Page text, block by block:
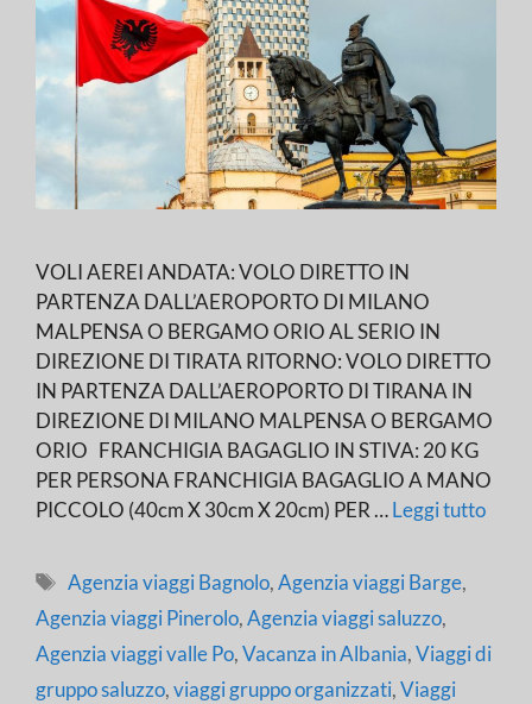
VOLI AEREI ANDATA: VOLO DIRETTO IN
PARTENZA DALL’AEROPORTO DI MILANO
MALPENSA O BERGAMO ORIO AL SERIO IN
DIREZIONE DI TIRATA RITORNO: VOLO DIRETTO
IN PARTENZA DALL’AEROPORTO DI TIRANA IN
DIREZIONE DI MILANO MALPENSA O BERGAMO
ORIO FRANCHIGIA BAGAGLIO IN STIVA: 20 KG
PER PERSONA FRANCHIGIA BAGAGLIO A MANO
PICCOLO (40cm X 30cm X 20cm) PER …Leggi tutto
Tag
Agenzia viaggi Bagnolo,Agenzia viaggi Barge,
Agenzia viaggi Pinerolo,Agenzia viaggi saluzzo,
Agenzia viaggi valle Po,Vacanza in Albania,Viaggi di
gruppo saluzzo,viaggi gruppo organizzati,Viaggi